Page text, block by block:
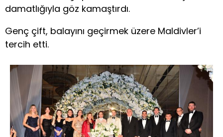
damatlığıyla göz kamaştırdı.
Genç çift, balayını geçirmek üzere Maldivler’i
tercih etti.